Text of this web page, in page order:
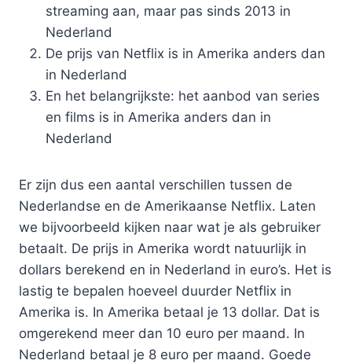
streaming aan, maar pas sinds 2013 in
Nederland
De prijs van Netflix is in Amerika anders dan
in Nederland
En het belangrijkste: het aanbod van series
en films is in Amerika anders dan in
Nederland
Er zijn dus een aantal verschillen tussen de
Nederlandse en de Amerikaanse Netflix. Laten
we bijvoorbeeld kijken naar wat je als gebruiker
betaalt. De prijs in Amerika wordt natuurlijk in
dollars berekend en in Nederland in euro’s. Het is
lastig te bepalen hoeveel duurder Netflix in
Amerika is. In Amerika betaal je 13 dollar. Dat is
omgerekend meer dan 10 euro per maand. In
Nederland betaal je 8 euro per maand. Goede